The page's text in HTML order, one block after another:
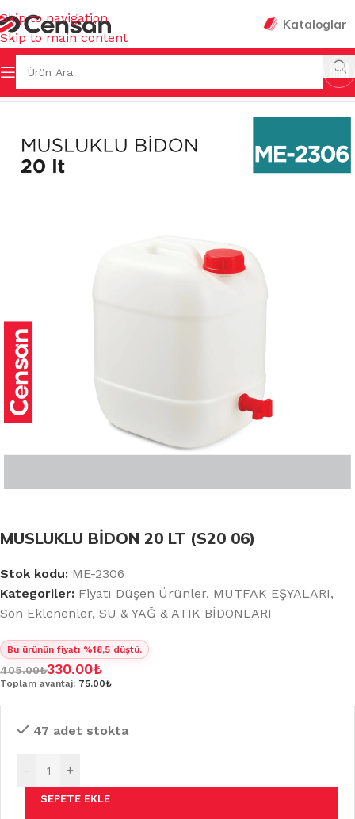
Skip to navigation
Skip to main content
Kataloglar
Sayfa SU & YAĞ & ATIK BİDONLARI
MUSLUKLU BİDON 20 LT (S20 06)
Stok kodu: ME-2306
Kategoriler: Fiyatı Düşen Ürünler, MUTFAK EŞYALARI,
Son Eklenenler, SU & YAĞ & ATIK BİDONLARI
Bu ürünün fiyatı %18,5 düştü.
405.00₺330.00₺
Toplam avantaj: 75.00₺
47 adet stokta
- +
SEPETE EKLE